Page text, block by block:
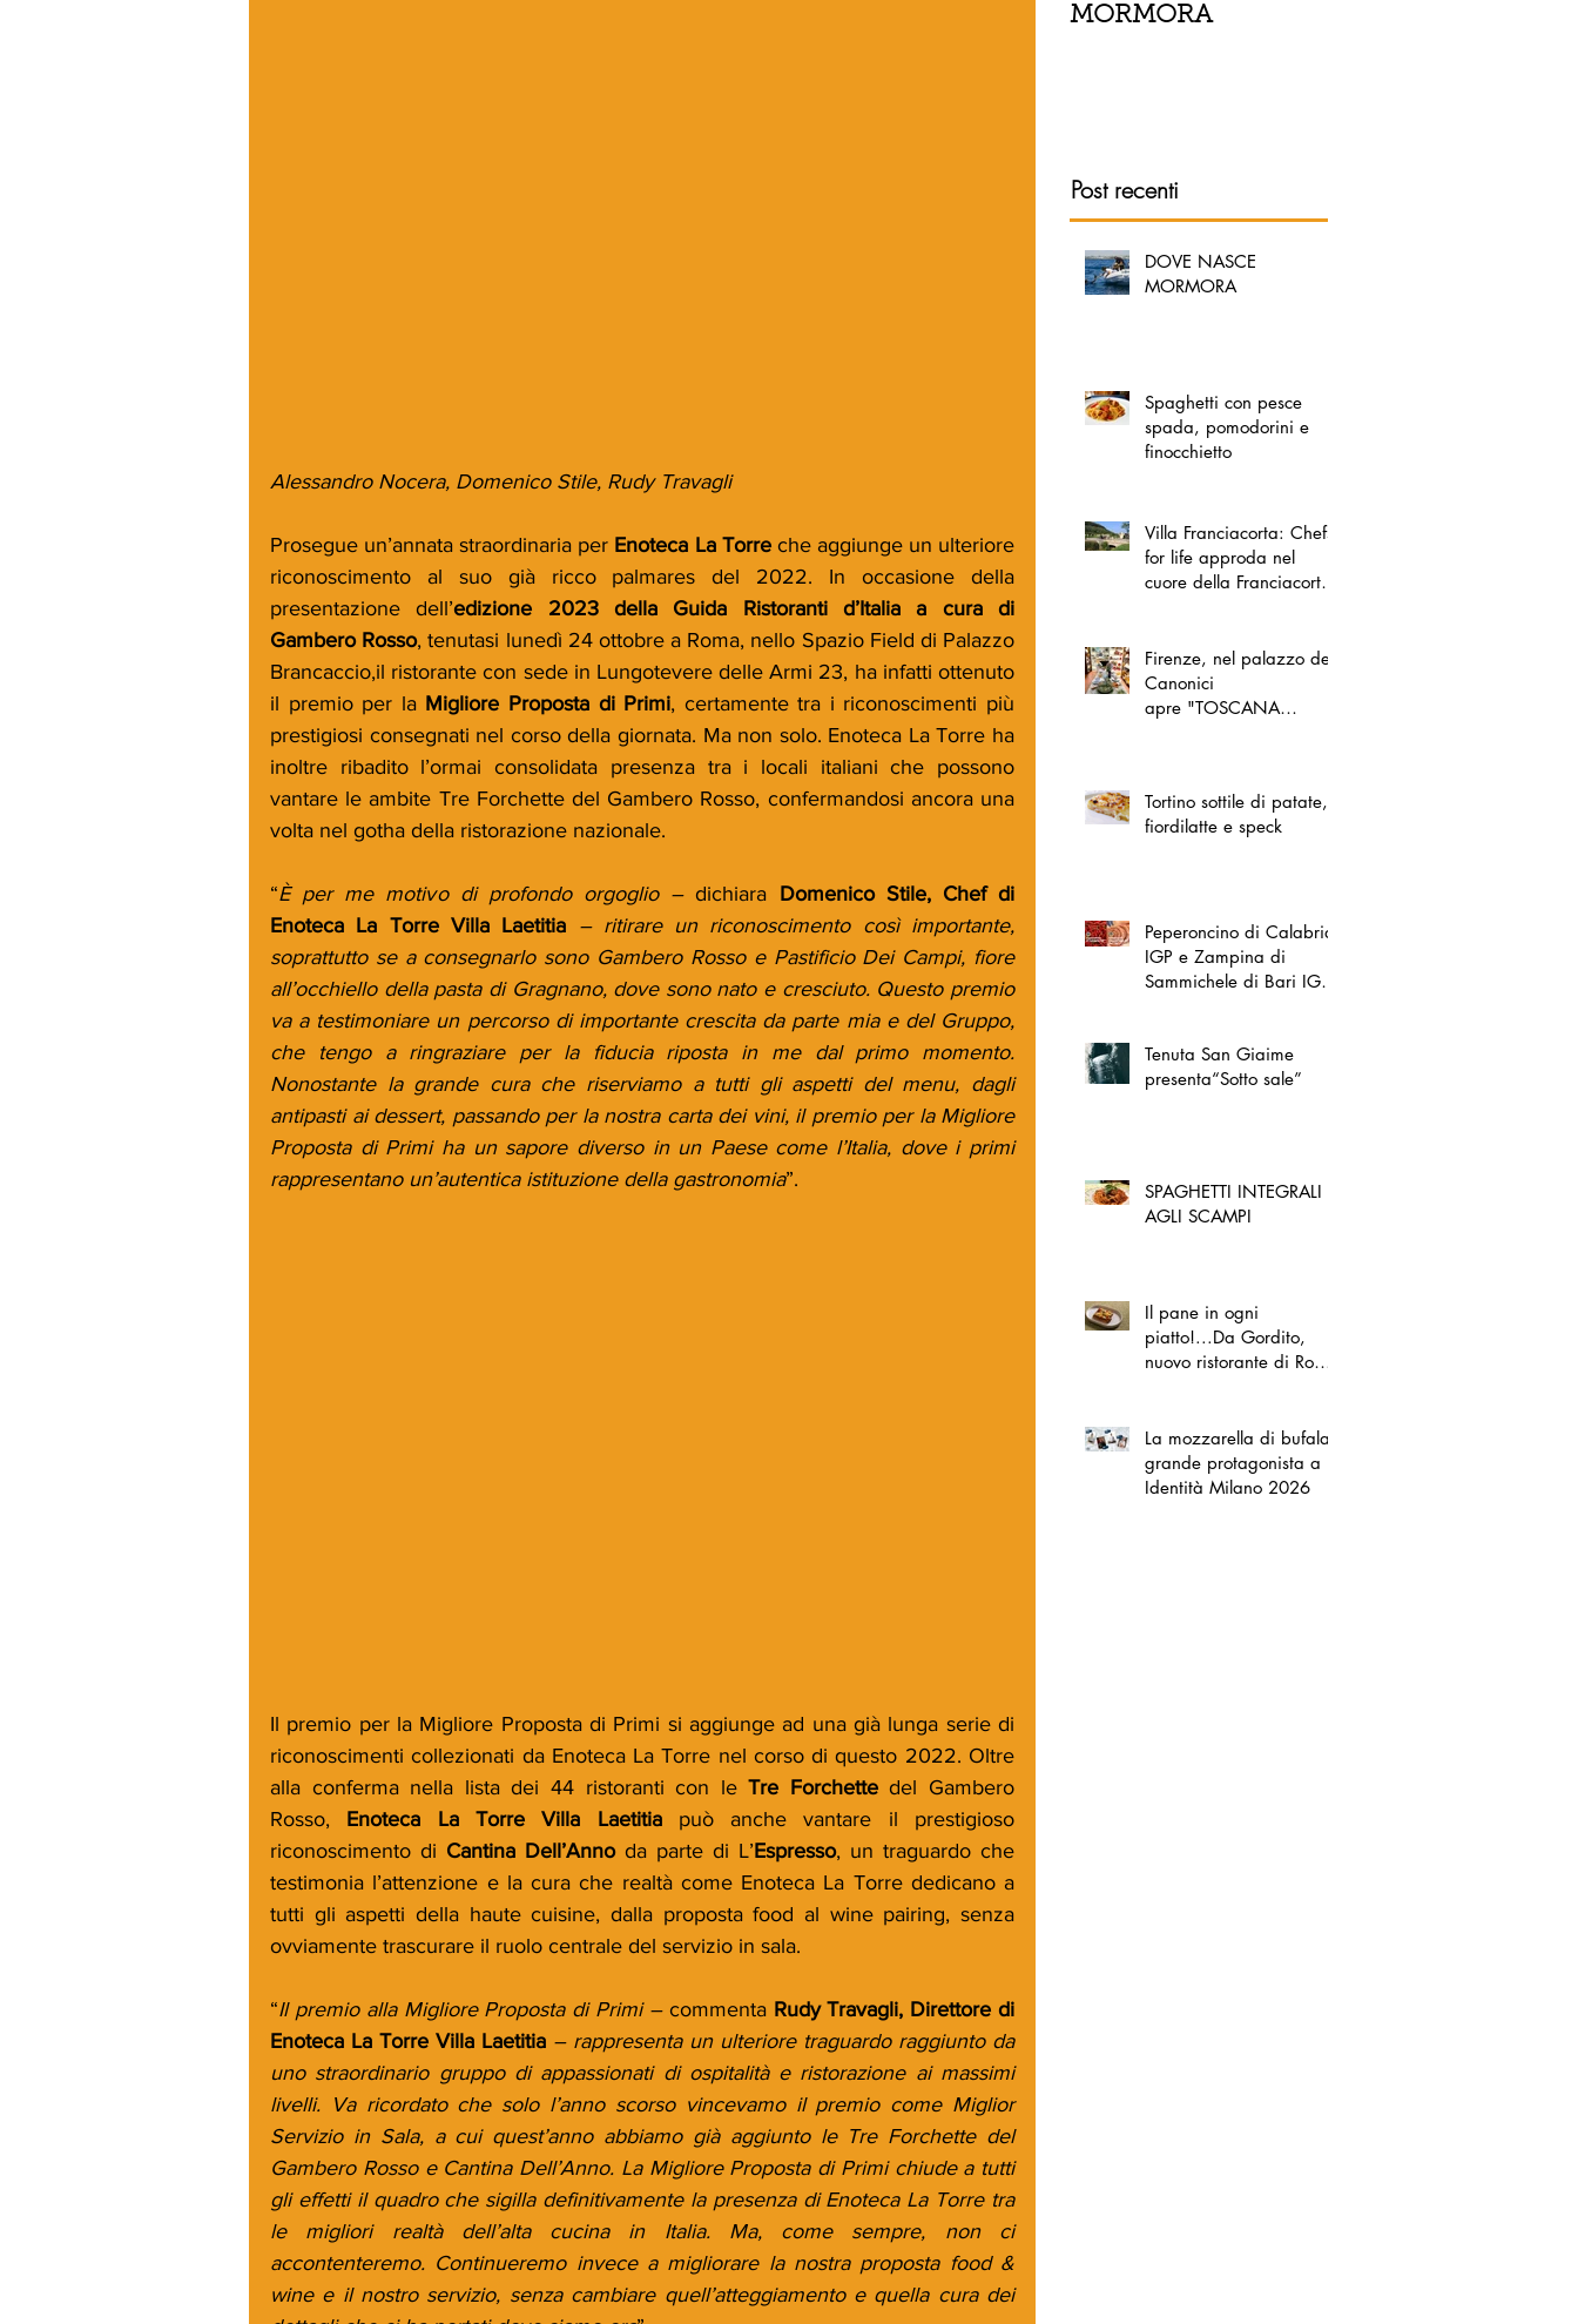
Alessandro Nocera, Domenico Stile, Rudy Travagli
Prosegue un’annata straordinaria per Enoteca La Torre che aggiunge un ulteriore
riconoscimento al suo già ricco palmares del 2022. In occasione della
presentazione dell’edizione 2023 della Guida Ristoranti d’Italia a cura di
Gambero Rosso, tenutasi lunedì 24 ottobre a Roma, nello Spazio Field di Palazzo
Brancaccio,il ristorante con sede in Lungotevere delle Armi 23, ha infatti ottenuto
il premio per la Migliore Proposta di Primi, certamente tra i riconoscimenti più
prestigiosi consegnati nel corso della giornata. Ma non solo. Enoteca La Torre ha
inoltre ribadito l’ormai consolidata presenza tra i locali italiani che possono
vantare le ambite Tre Forchette del Gambero Rosso, confermandosi ancora una
volta nel gotha della ristorazione nazionale.
“È per me motivo di profondo orgoglio – dichiara Domenico Stile, Chef di
Enoteca La Torre Villa Laetitia – ritirare un riconoscimento così importante,
soprattutto se a consegnarlo sono Gambero Rosso e Pastificio Dei Campi, fiore
all’occhiello della pasta di Gragnano, dove sono nato e cresciuto. Questo premio
va a testimoniare un percorso di importante crescita da parte mia e del Gruppo,
che tengo a ringraziare per la fiducia riposta in me dal primo momento.
Nonostante la grande cura che riserviamo a tutti gli aspetti del menu, dagli
antipasti ai dessert, passando per la nostra carta dei vini, il premio per la Migliore
Proposta di Primi ha un sapore diverso in un Paese come l’Italia, dove i primi
rappresentano un’autentica istituzione della gastronomia”.
Il premio per la Migliore Proposta di Primi si aggiunge ad una già lunga serie di
riconoscimenti collezionati da Enoteca La Torre nel corso di questo 2022. Oltre
alla conferma nella lista dei 44 ristoranti con le Tre Forchette del Gambero
Rosso, Enoteca La Torre Villa Laetitia può anche vantare il prestigioso
riconoscimento di Cantina Dell’Anno da parte di L’Espresso, un traguardo che
testimonia l’attenzione e la cura che realtà come Enoteca La Torre dedicano a
tutti gli aspetti della haute cuisine, dalla proposta food al wine pairing, senza
ovviamente trascurare il ruolo centrale del servizio in sala.
“Il premio alla Migliore Proposta di Primi – commenta Rudy Travagli, Direttore di
Enoteca La Torre Villa Laetitia – rappresenta un ulteriore traguardo raggiunto da
uno straordinario gruppo di appassionati di ospitalità e ristorazione ai massimi
livelli. Va ricordato che solo l’anno scorso vincevamo il premio come Miglior
Servizio in Sala, a cui quest’anno abbiamo già aggiunto le Tre Forchette del
Gambero Rosso e Cantina Dell’Anno. La Migliore Proposta di Primi chiude a tutti
gli effetti il quadro che sigilla definitivamente la presenza di Enoteca La Torre tra
le migliori realtà dell’alta cucina in Italia. Ma, come sempre, non ci
accontenteremo. Continueremo invece a migliorare la nostra proposta food &
wine e il nostro servizio, senza cambiare quell’atteggiamento e quella cura dei
MORMORA
Post recenti
DOVE NASCE
MORMORA
Spaghetti con pesce
spada, pomodorini e
finocchietto
Villa Franciacorta: Chefs
for life approda nel
cuore della Franciacorta,
Firenze, nel palazzo dei
Canonici
apre "TOSCANA
Tortino sottile di patate,
fiordilatte e speck
Peperoncino di Calabria
IGP e Zampina di
Sammichele di Bari IGP
Tenuta San Giaime
presenta“Sotto sale”
SPAGHETTI INTEGRALI
AGLI SCAMPI
Il pane in ogni
piatto!...Da Gordito,
nuovo ristorante di Roma
La mozzarella di bufala
grande protagonista a
Identità Milano 2026